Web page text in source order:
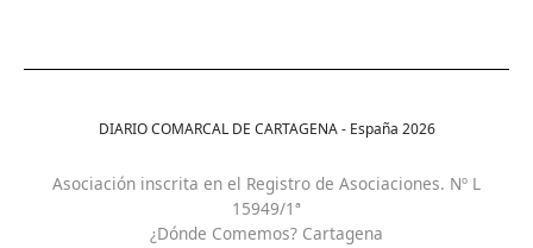
DIARIO COMARCAL DE CARTAGENA - España 2026
Asociación inscrita en el Registro de Asociaciones. Nº L
15949/1ª
¿Dónde Comemos? Cartagena